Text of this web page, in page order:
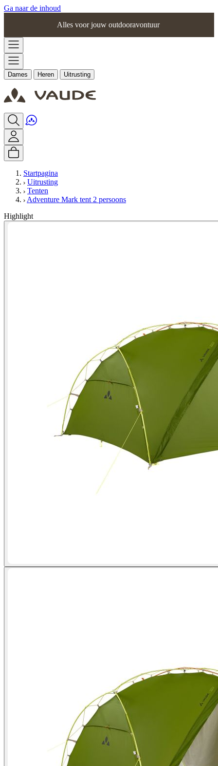
Ga naar de inhoud
Alles voor jouw outdooravontuur
Dames Heren Uitrusting
Startpagina
Uitrusting
Tenten
Adventure Mark tent 2 persoons
Highlight